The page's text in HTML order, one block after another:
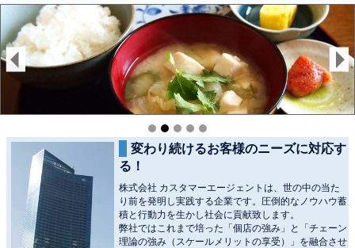
変わり続けるお客様のニーズに対応す
る！
株式会社 カスタマーエージェントは、世の中の当た
り前を発明し実践する企業です。圧倒的なノウハウ蓄
積と行動力を生かし社会に貢献致します。
弊社ではこれまで培った「個店の強み」と「チェーン
理論の強み（スケールメリットの享受）」を融合させ